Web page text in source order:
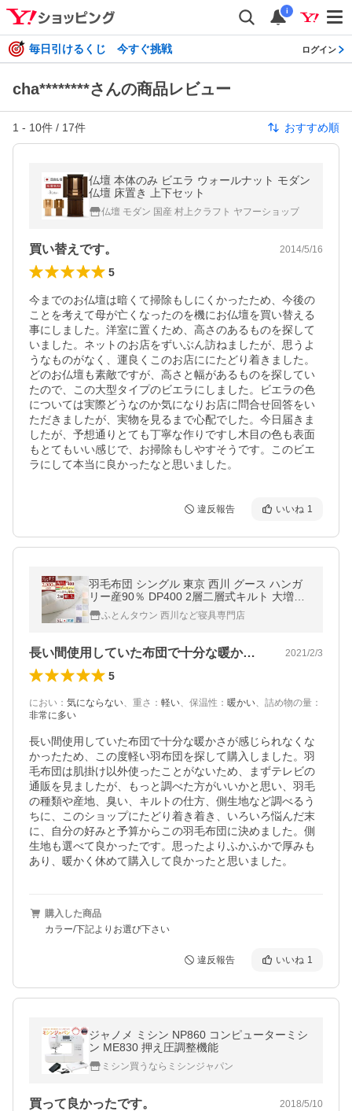
i
毎日引けるくじ 今すぐ挑戦 ログイン
cha********さんの商品レビュー
1 - 10件 / 17件 おすすめ順
仏壇 本体のみ ビエラ ウォールナット モダン
仏壇 床置き 上下セット
仏壇 モダン 国産 村上クラフト ヤフーショップ
買い替えです。 2014/5/16
5
今までのお仏壇は暗くて掃除もしにくかったため、今後の
ことを考えて母が亡くなったのを機にお仏壇を買い替える
事にしました。洋室に置くため、高さのあるものを探して
いました。ネットのお店をずいぶん訪ねましたが、思うよ
うなものがなく、運良くこのお店ににたどり着きました。
どのお仏壇も素敵ですが、高さと幅があるものを探してい
たので、この大型タイプのビエラにしました。ビエラの色
については実際どうなのか気になりお店に問合せ回答をい
ただきましたが、実物を見るまで心配でした。今日届きま
したが、予想通りとても丁寧な作りですし木目の色も表面
もとてもいい感じで、お掃除もしやすそうです。このビエ
ラにして本当に良かったなと思いました。
違反報告 いいね 1
羽毛布団 シングル 東京 西川 グース ハンガ
リー産90％ DP400 2層二層式キルト 大増量
1.3kg 日本製 抗菌 冬用
ふとんタウン 西川など寝具専門店
長い間使用していた布団で十分な暖かさが… 2021/2/3
5
におい ： 気にならない、 重さ ： 軽い、 保温性 ： 暖かい、 詰め物の量 ：
非常に多い
長い間使用していた布団で十分な暖かさが感じられなくな
かったため、この度軽い羽布団を探して購入しました。羽
毛布団は肌掛け以外使ったことがないため、まずテレビの
通販を見ましたが、もっと調べた方がいいかと思い、羽毛
の種類や産地、臭い、キルトの仕方、側生地など調べるう
ちに、このショップにたどり着き着き、いろいろ悩んだ末
に、自分の好みと予算からこの羽毛布団に決めました。側
生地も選べて良かったです。思ったよりふかふかで厚みも
あり、暖かく休めて購入して良かったと思いました。
購入した商品
カラー/下記よりお選び下さい
違反報告 いいね 1
ジャノメ ミシン NP860 コンピューターミシ
ン ME830 押え圧調整機能
ミシン買うならミシンジャパン
買って良かったです。 2018/5/10